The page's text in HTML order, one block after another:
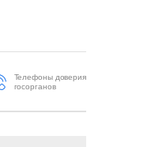
Телефоны доверия
госорганов